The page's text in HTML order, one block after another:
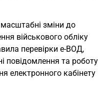
зміни до
військового обліку
перевірки е-ВОД,
повідомлення та роботу
електронного кабінету